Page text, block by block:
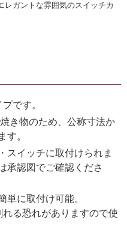
レガントな雰囲気のスイッチカ
です。
き物のため、公称寸法か
す。
スイッチに取付けられま
承認図でご確認くださ
単に取付け可能。
る恐れがありますので使